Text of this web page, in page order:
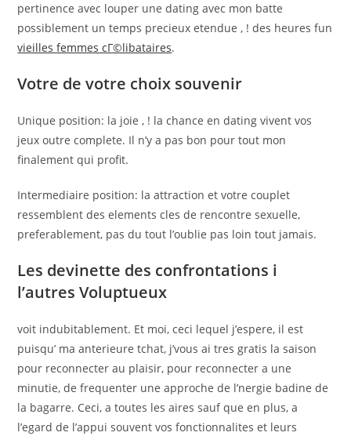
pertinence avec louper une dating avec mon batte
possiblement un temps precieux etendue , ! des heures fun
vieilles femmes cГ©libataires.
Votre de votre choix souvenir
Unique position: la joie , ! la chance en dating vivent vos
jeux outre complete. Il n’y a pas bon pour tout mon
finalement qui profit.
Intermediaire position: la attraction et votre couplet
ressemblent des elements cles de rencontre sexuelle,
preferablement, pas du tout l’oublie pas loin tout jamais.
Les devinette des confrontations i
l’autres Voluptueux
voit indubitablement. Et moi, ceci lequel j’espere, il est
puisqu’ ma anterieure tchat, j’vous ai tres gratis la saison
pour reconnecter au plaisir, pour reconnecter a une
minutie, de frequenter une approche de l’nergie badine de
la bagarre. Ceci, a toutes les aires sauf que en plus, a
l’egard de l’appui souvent vos fonctionnalites et leurs